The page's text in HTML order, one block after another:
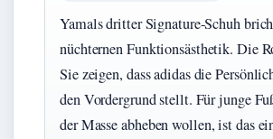
Yamals dritter Signature-Schuh
nüchternen Funktionsästhetik. Die
Sie zeigen, dass adidas die
den Vordergrund stellt. Für junge
der Masse abheben wollen, ist das